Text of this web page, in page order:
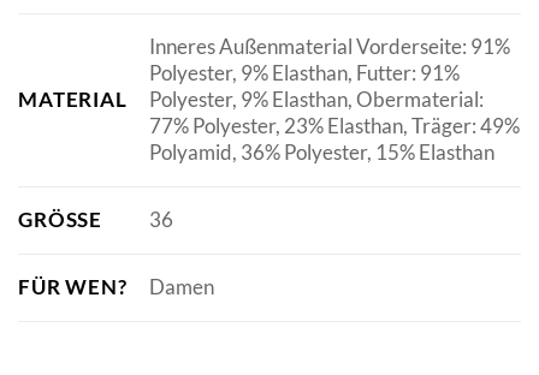
MATERIAL
Inneres Außenmaterial Vorderseite: 91%
Polyester, 9% Elasthan, Futter: 91%
Polyester, 9% Elasthan, Obermaterial:
77% Polyester, 23% Elasthan, Träger: 49%
Polyamid, 36% Polyester, 15% Elasthan
GRÖSSE 36
FÜR WEN? Damen